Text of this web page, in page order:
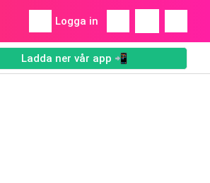
Logga in
Ladda ner vår app 📲